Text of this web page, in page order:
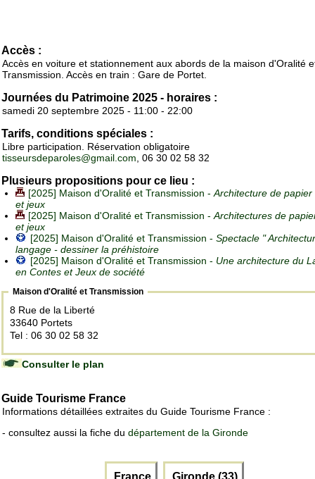
Accès :
Accès en voiture et stationnement aux abords de la maison d'Oralité
Transmission. Accès en train : Gare de Portet.
Journées du Patrimoine 2025 - horaires :
samedi 20 septembre 2025 - 11:00 - 22:00
Tarifs, conditions spéciales :
Libre participation. Réservation obligatoire
tisseursdeparoles@gmail.com, 06 30 02 58 32
Plusieurs propositions pour ce lieu :
[2025] Maison d'Oralité et Transmission -Architecture de papier
et jeux
[2025] Maison d'Oralité et Transmission -Architectures de
et jeux
[2025] Maison d'Oralité et Transmission - Spectacle "
langage - dessiner la préhistoire
[2025] Maison d'Oralité et Transmission - Une architecture du
en Contes et Jeux de société
Maison d'Oralité et Transmission
8 Rue de la Liberté
33640 Portets
Tel : 06 30 02 58 32
Consulter le plan
Guide Tourisme France
Informations détaillées extraites du Guide Tourisme France :
- consultez aussi la fiche du département de la Gironde